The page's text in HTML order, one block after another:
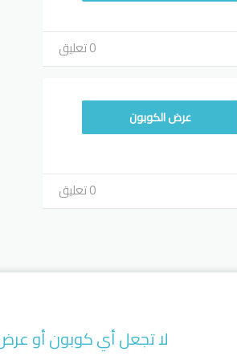
0 تعليق
عرض الكوبون
0 تعليق
لا تجعل أي كوبون أو